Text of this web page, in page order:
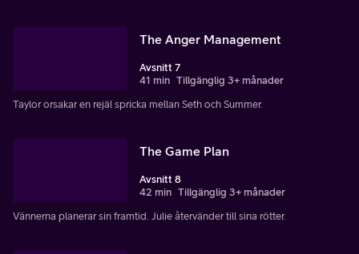
The Anger Management
Avsnitt 7
41 min Tillgänglig 3+ månader
Taylor orsakar en rejäl spricka mellan Seth och Summer.
The Game Plan
Avsnitt 8
42 min Tillgänglig 3+ månader
Vännerna planerar sin framtid. Julie återvänder till sina rötter.